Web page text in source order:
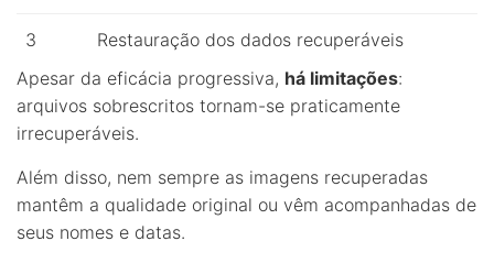
3
Restauração dos dados recuperáveis
Apesar da eficácia progressiva, há limitações:
arquivos sobrescritos tornam-se praticamente
irrecuperáveis.
Além disso, nem sempre as imagens recuperadas
mantêm a qualidade original ou vêm acompanhadas de
seus nomes e datas.